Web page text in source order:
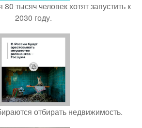
тысяч человек хотят запустить к
2030 году.
отбирать недвижимость.